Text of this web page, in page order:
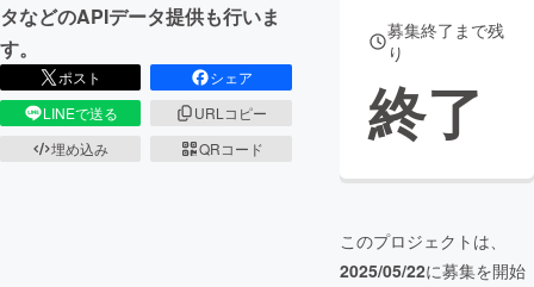
CAMPFIREふるさと納税machi-ya
タなどのAPIデータ提供も行いま
す。
ポスト
シェア
LINEで送る
URLコピー
埋め込み
QRコード
募集終了まで残
り
終了
このプロジェクトは、
2025/05/22に募集を開始